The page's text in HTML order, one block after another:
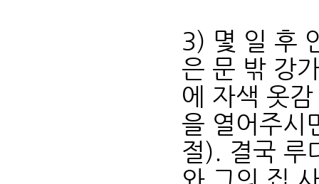
3) 몇 일 후
은 문 밖 강
에 자색 옷
을 열어주시
절). 결국 루